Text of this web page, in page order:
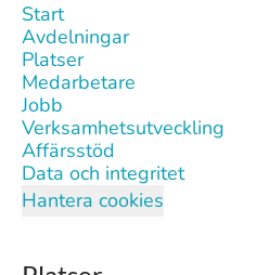
Start
Avdelningar
Platser
Medarbetare
Jobb
Verksamhetsutveckling
Affärsstöd
Data och integritet
Hantera cookies